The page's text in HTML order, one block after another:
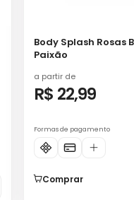
Body Splash Rosas
Paixão
a partir de
R$ 22,99
Formas de pagamento
Comprar